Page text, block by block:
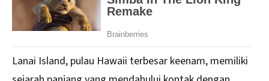
Lanai Island, pulau Hawaii terbesar keenam, memiliki